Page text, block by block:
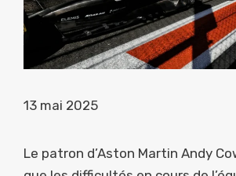
13 mai 2025
Le patron d’Aston Martin Andy